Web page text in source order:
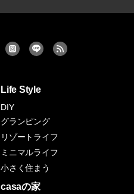
Life Style
DIY
グランピング
リゾートライフ
ミニマルライフ
小さく住まう
casaの家